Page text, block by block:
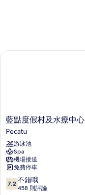
藍
點
度
假
村
及
水
療
中
藍點度假村及水療中心
Pecatu
游泳池
Spa
機場接送
免費停車
7.2
分，
7.2 不錯哦
458 則評論
藍點度假村及水療中心